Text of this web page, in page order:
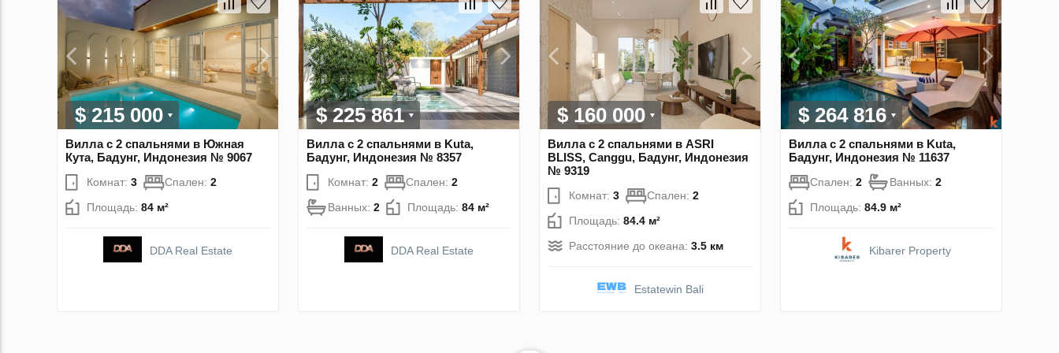
$ 215 000
Вилла с 2 спальнями в Южная
Кута, Бадунг, Индонезия № 9067
Комнат: 3 Спален: 2
Площадь: 84 м²
DDA Real Estate
$ 225 861
Вилла с 2 спальнями в Kuta,
Бадунг, Индонезия № 8357
Комнат: 2 Спален: 2
Ванных: 2 Площадь: 84 м²
DDA Real Estate
$ 160 000
Вилла с 2 спальнями в ASRI
BLISS, Canggu, Бадунг, Индонезия
№ 9319
Комнат: 3 Спален: 2
Площадь: 84.4 м²
Расстояние до океана: 3.5 км
Estatewin Bali
$ 264 816
Вилла с 2 спальнями в Kuta,
Бадунг, Индонезия № 11637
Спален: 2 Ванных: 2
Площадь: 84.9 м²
Kibarer Property